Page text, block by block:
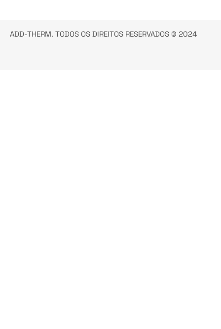
ADD-THERM. TODOS OS DIREITOS RESERVADOS © 2024